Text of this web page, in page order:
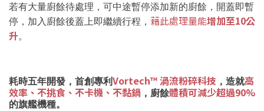
若有大量廚餘待處理，可中途暫停添加新的廚餘，開蓋即暫
停，加入廚餘後蓋上即繼續行程， 藉此處理量能增加至10公
升。
耗時五年開發，首創專利Vortech™ 渦流粉碎科技 ，造就高
效率、不挑食、不卡機、不黏鍋 ，廚餘體積可減少超過90%
的旗艦機種。